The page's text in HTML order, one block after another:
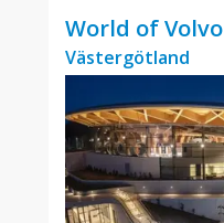
World of Volvo
Västergötland